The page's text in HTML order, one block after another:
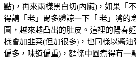
點)，再來兩樣黑白切(內臟)，如果「
得請「老」胃多體諒一下「 老」嘴的
圓，越來越凸出的肚皮。這裡的陽春
樣會加韭菜(但加很多)，也同樣以醬
偏多，味道偏重)，麵條中圓煮得有一